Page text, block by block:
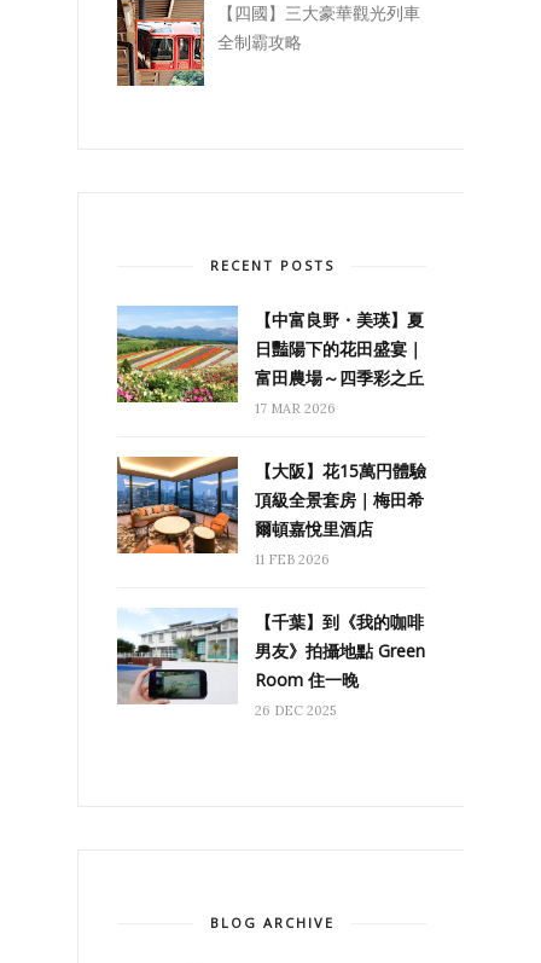
【四國】三大豪華觀光列車
全制霸攻略
RECENT POSTS
【中富良野・美瑛】夏
日豔陽下的花田盛宴｜
富田農場～四季彩之丘
17 MAR 2026
【大阪】花15萬円體驗
頂級全景套房｜梅田希
爾頓嘉悅里酒店
11 FEB 2026
【千葉】到《我的咖啡
男友》拍攝地點 Green
Room 住一晚
26 DEC 2025
BLOG ARCHIVE